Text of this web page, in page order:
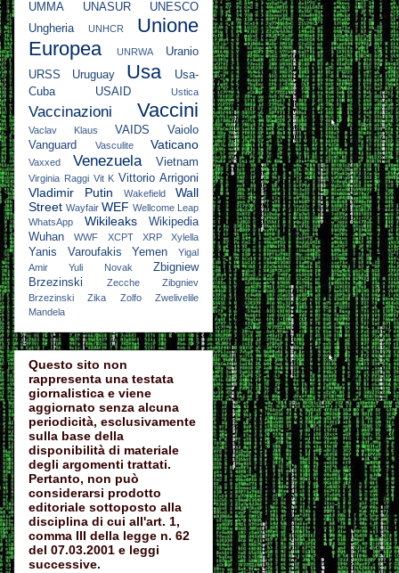
UMMA UNASUR
UNESCO
Ungheria
UNHCR
Unione
Europea
UNRWA
Uranio
URSS
Uruguay Usa
Usa-
Cuba
USAID Ustica
Vaccinazioni Vaccini
Vaclav Klaus VAIDS
Vaiolo
Vanguard
Vasculite Vaticano
Vaxxed Venezuela Vietnam
Virginia Raggi Vit K Vittorio Arrigoni
Vladimir Putin Wakefield
Wall
Street Wayfair WEF Wellcome Leap
WhatsApp
Wikileaks
Wikipedia
Wuhan
WWF XCPT XRP Xylella
Yanis Varoufakis Yemen
Yigal
Amir
Yuli Novak
Zbigniew
Brzezinski
Zecche
Zibgniev
Brzezinski
Zika Zolfo
Zwelivelile
Mandela
Questo sito non
rappresenta una testata
giornalistica e viene
aggiornato senza alcuna
periodicità, esclusivamente
sulla base della
disponibilità di materiale
degli argomenti trattati.
Pertanto, non può
considerarsi prodotto
editoriale sottoposto alla
disciplina di cui all'art. 1,
comma III della legge n. 62
del 07.03.2001 e leggi
successive.